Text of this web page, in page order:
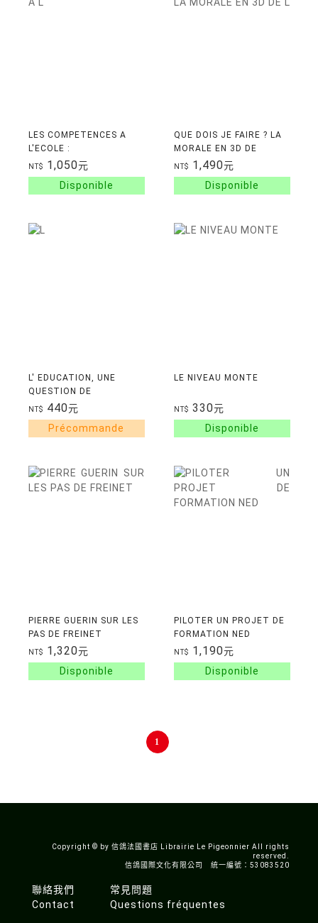
LES COMPETENCES A
L'ECOLE :
APPRENTISSAGE ET
EVALUATION
NT$ 1,050元
QUE DOIS JE FAIRE ? LA
MORALE EN 3D DE
L'ENSEIGNANT
NT$ 1,490元
L' EDUCATION, UNE
QUESTION DE
PHILOSOPHIE
NT$ 440元
LE NIVEAU MONTE
NT$ 330元
PIERRE GUERIN SUR LES
PAS DE FREINET
NT$ 1,320元
PILOTER UN PROJET DE
FORMATION NED
NT$ 1,190元
1
Copyright © by 信鴿法國書店 Librairie Le Pigeonnier All rights
reserved.
信鴿國際文化有限公司 統一編號：53083520
聯絡我們
Contact
常見問題
Questions fréquentes